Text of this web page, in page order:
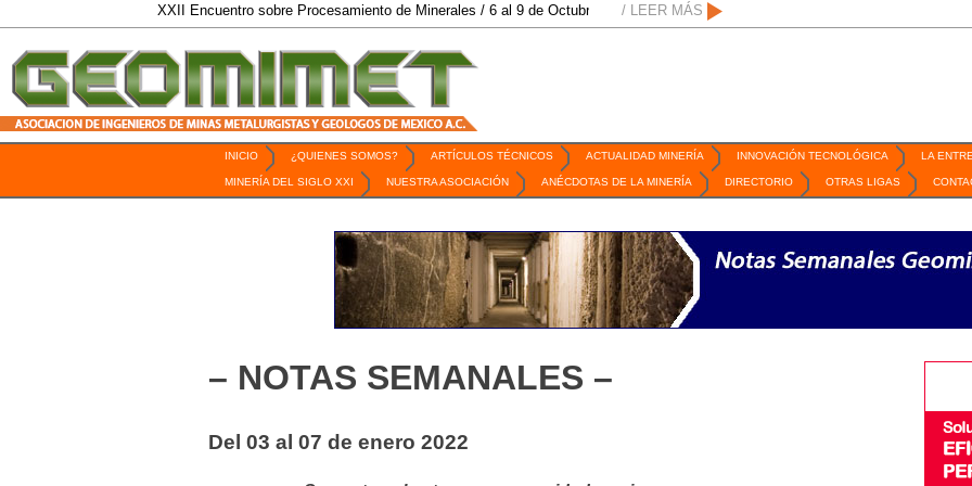
XXII Encuentro sobre Procesamiento de Minerales / 6 al 9 de Octubre de 2026 / San Luis Potosí, SLP / Mexico Mining Forum / 2 de
/ LEER MÁS
INICIO ¿QUIENES SOMOS? ARTÍCULOS TÉCNICOS ACTUALIDAD MINERÍA INNOVACIÓN TECNOLÓGICA LA
MINERÍA DEL SIGLO XXI NUESTRA ASOCIACIÓN ANÉCDOTAS DE LA MINERÍA DIRECTORIO OTRAS LIGAS
– NOTAS SEMANALES –
Del 03 al 07 de enero 2022